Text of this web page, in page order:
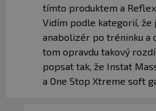
tímto produktem a
Vidím podle kategorií, že
anabolizér po tréninku a
tom opravdu takový
popsat tak, že Instat
a One Stop Xtreme soft